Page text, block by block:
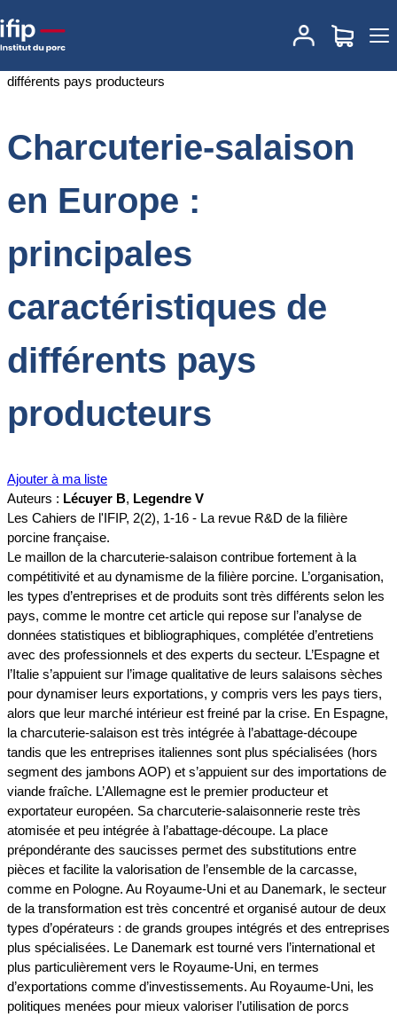
Accueil
Charcuterie-salaison en Europe :
principales caractéristiques de différents pays producteurs
Charcuterie-salaison
en Europe :
principales
caractéristiques de
différents pays
producteurs
Ajouter à ma liste
Auteurs : Lécuyer B, Legendre V
Les Cahiers de l'IFIP, 2(2), 1-16 - La revue R&D de la filière
porcine française.
Le maillon de la charcuterie-salaison contribue fortement à la
compétitivité et au dynamisme de la filière porcine. L’organisation,
les types d’entreprises et de produits sont très différents selon les
pays, comme le montre cet article qui repose sur l’analyse de
données statistiques et bibliographiques, complétée d’entretiens
avec des professionnels et des experts du secteur. L’Espagne et
l’Italie s’appuient sur l’image qualitative de leurs salaisons sèches
pour dynamiser leurs exportations, y compris vers les pays tiers,
alors que leur marché intérieur est freiné par la crise. En Espagne,
la charcuterie-salaison est très intégrée à l’abattage-découpe
tandis que les entreprises italiennes sont plus spécialisées (hors
segment des jambons AOP) et s’appuient sur des importations de
viande fraîche. L’Allemagne est le premier producteur et
exportateur européen. Sa charcuterie-salaisonnerie reste très
atomisée et peu intégrée à l’abattage-découpe. La place
prépondérante des saucisses permet des substitutions entre
pièces et facilite la valorisation de l’ensemble de la carcasse,
comme en Pologne. Au Royaume-Uni et au Danemark, le secteur
de la transformation est très concentré et organisé autour de deux
types d’opérateurs : de grands groupes intégrés et des entreprises
plus spécialisées. Le Danemark est tourné vers l’international et
plus particulièrement vers le Royaume-Uni, en termes
d’exportations comme d’investissements. Au Royaume-Uni, les
politiques menées pour mieux valoriser l’utilisation de porcs